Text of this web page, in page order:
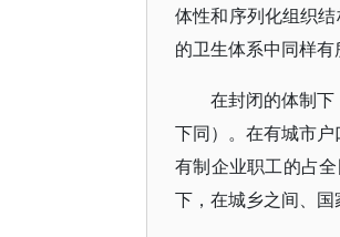
体性和序列化组织
的卫生体系中同样有
在封闭的体制
下同）。在有城市
有制企业职工的占
下，在城乡之间、国